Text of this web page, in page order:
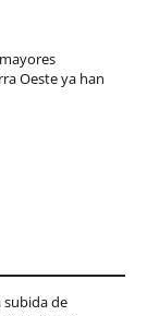
Oeste ya han
subida de